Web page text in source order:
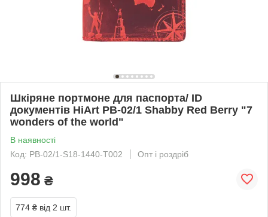
Шкіряне портмоне для паспорта/ ID
документів HiArt PB-02/1 Shabby Red Berry "7
wonders of the world"
В наявності
Код: PB-02/1-S18-1440-T002
Опт і роздріб
998 ₴
774 ₴ від 2 шт.